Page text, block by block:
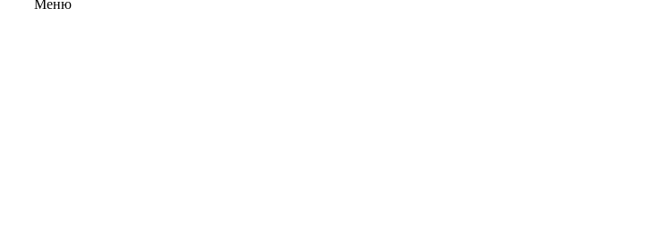
Меню